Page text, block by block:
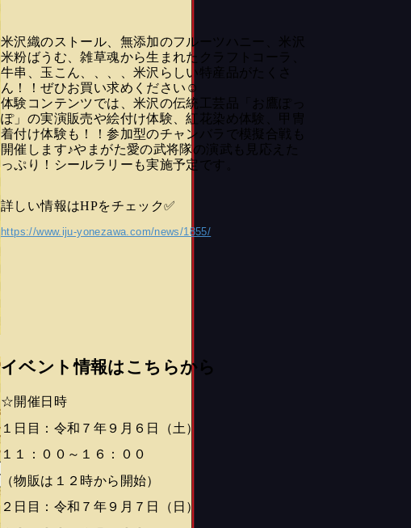
米沢織のストール、無添加のフルーツハニー、米沢
米粉ばうむ、雑草魂から生まれたクラフトコーラ、
牛串、玉こん、、、、米沢らしい特産品がたくさ
ん！！ぜひお買い求めください☺
体験コンテンツでは、米沢の伝統工芸品「お鷹ぽっ
ぽ」の実演販売や絵付け体験、紅花染め体験、甲冑
着付け体験も！！参加型のチャンバラで模擬合戦も
開催します♪やまがた愛の武将隊の演武も見応えた
っぷり！シールラリーも実施予定です。
詳しい情報はHPをチェック✅
https://www.iju-yonezawa.com/news/1855/
イベント情報はこちらから
☆開催日時
１日目：令和７年９月６日（土）
１１：００～１６：００
（物販は１２時から開始）
２日目：令和７年９月７日（日）